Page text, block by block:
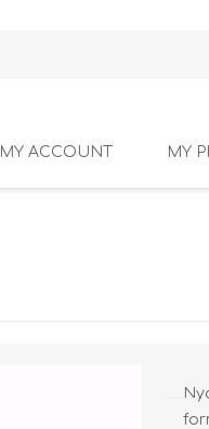
MY ACCOUNT MY